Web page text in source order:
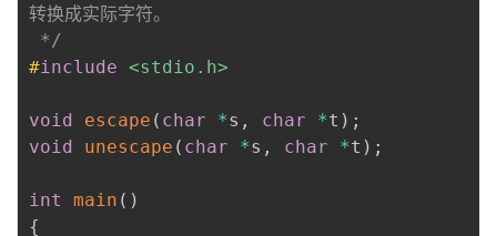
转换成实际字符。
*/
#include <stdio.h>
void escape ( char *s , char *t ) ;
void
unescape ( char *s , char *t ) ;
int main ( )
{